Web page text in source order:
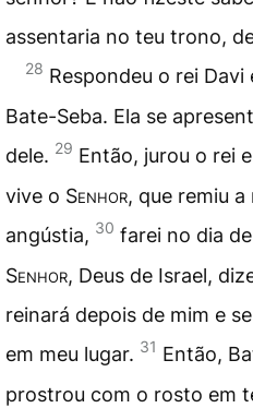
assentaria no teu trono,
28 Respondeu o rei Davi
Bate-Seba. Ela se
dele. 29 Então, jurou o rei
vive o Senhor, que remiu
angústia, 30 farei no dia
Senhor, Deus de Israel,
reinará depois de mim e
em meu lugar. 31 Então,
prostrou com o rosto em